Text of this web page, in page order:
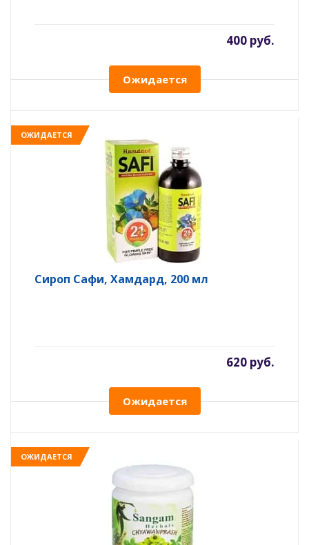
400 руб.
Ожидается
ОЖИДАЕТСЯ
Сироп Сафи, Хамдард, 200 мл
620 руб.
Ожидается
ОЖИДАЕТСЯ